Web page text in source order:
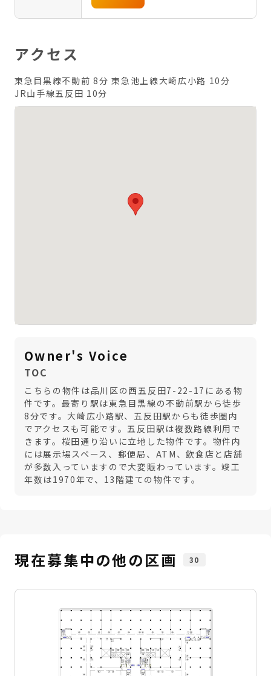
アクセス
東急目黒線不動前 8分 東急池上線大崎広小路 10分
JR山手線五反田 10分
Owner's Voice
TOC
こちらの物件は品川区の西五反田7-22-17にある物
件です。最寄り駅は東急目黒線の不動前駅から徒歩
8分です。大崎広小路駅、五反田駅からも徒歩圏内
でアクセスも可能です。五反田駅は複数路線利用で
きます。桜田通り沿いに立地した物件です。物件内
には展示場スペース、郵便局、ATM、飲食店と店舗
が多数入っていますので大変賑わっています。竣工
年数は1970年で、13階建ての物件です。
現在募集中の他の区画 30